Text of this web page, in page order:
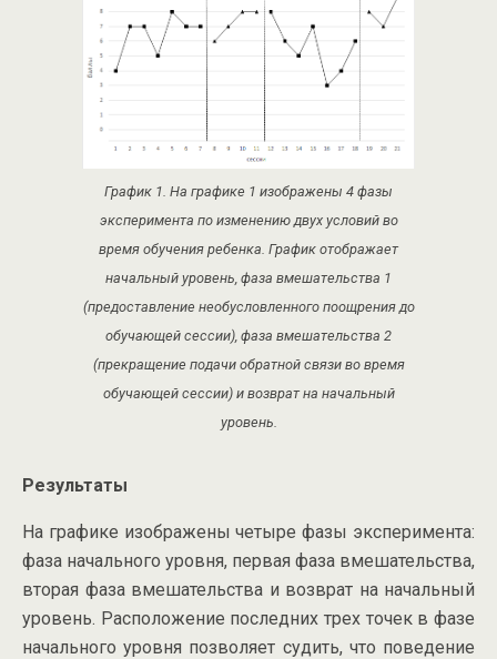
График 1. На графике 1 изображены 4 фазы
эксперимента по изменению двух условий во
время обучения ребенка. График отображает
начальный уровень, фаза вмешательства 1
(предоставление необусловленного поощрения до
обучающей сессии), фаза вмешательства 2
(прекращение подачи обратной связи во время
обучающей сессии) и возврат на начальный
уровень.
Результаты
На графике изображены четыре фазы эксперимента:
фаза начального уровня, первая фаза вмешательства,
вторая фаза вмешательства и возврат на начальный
уровень. Расположение последних трех точек в фазе
начального уровня позволяет судить, что поведение